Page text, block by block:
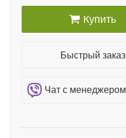
Купить
Быстрый заказ
Чат c менеджером